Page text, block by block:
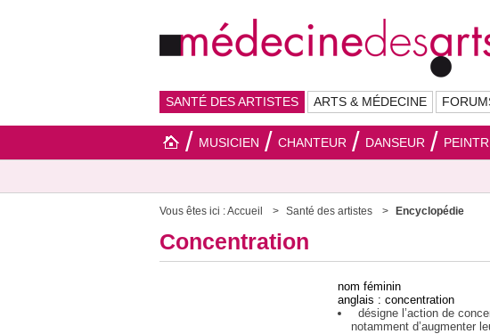
SANTÉ DES ARTISTES ARTS & MÉDECINE
MUSICIEN CHANTEUR DANSEUR
Vous êtes ici :Accueil Santé des artistes Encyclopédie
Concentration
nom féminin
anglais : concentration
désigne l’action de
notamment d’augmenter